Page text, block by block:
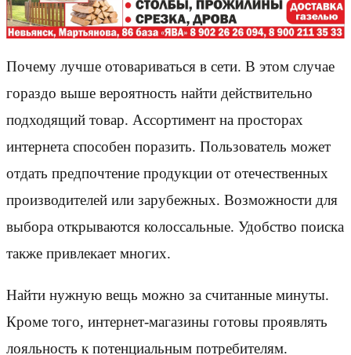
Почему лучше отовариваться в сети. В этом случае
гораздо выше вероятность найти действительно
подходящий товар. Ассортимент на просторах
интернета способен поразить. Пользователь может
отдать предпочтение продукции от отечественных
производителей или зарубежных. Возможности для
выбора открываются колоссальные. Удобство поиска
также привлекает многих.
Найти нужную вещь можно за считанные минуты.
Кроме того, интернет-магазины готовы проявлять
лояльность к потенциальным потребителям.